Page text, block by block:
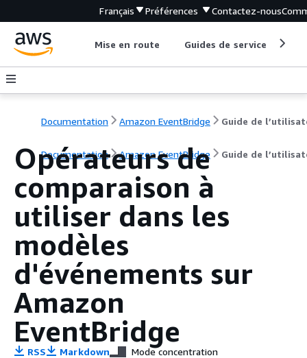
Français Préférences Contactez-nous
Mise en route Guides de service
Documentation Amazon EventBridge Guide de
Documentation Amazon EventBridge Guide de
Opérateurs de
comparaison à
utiliser dans les
modèles
d'événements sur
Amazon
EventBridge
RSS Markdown Mode concentration